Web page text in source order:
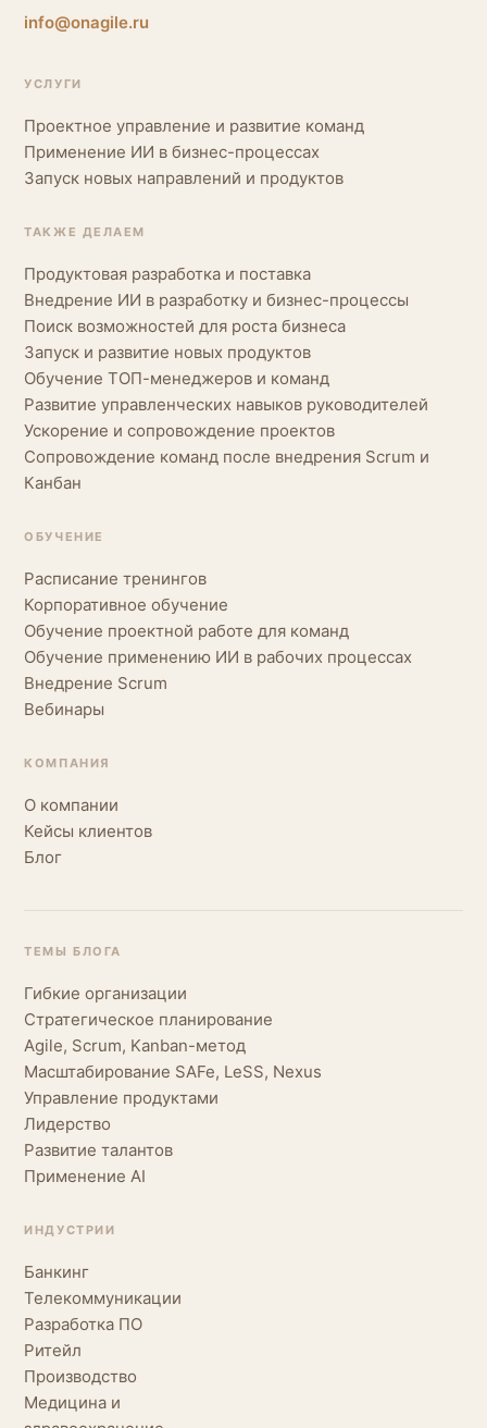
info@onagile.ru
УСЛУГИ
Проектное управление и развитие команд
Применение ИИ в бизнес-процессах
Запуск новых направлений и продуктов
ТАКЖЕ ДЕЛАЕМ
Продуктовая разработка и поставка
Внедрение ИИ в разработку и бизнес-процессы
Поиск возможностей для роста бизнеса
Запуск и развитие новых продуктов
Обучение ТОП-менеджеров и команд
Развитие управленческих навыков руководителей
Ускорение и сопровождение проектов
Сопровождение команд после внедрения Scrum и
Канбан
ОБУЧЕНИЕ
Расписание тренингов
Корпоративное обучение
Обучение проектной работе для команд
Обучение применению ИИ в рабочих процессах
Внедрение Scrum
Вебинары
КОМПАНИЯ
О компании
Кейсы клиентов
Блог
ТЕМЫ БЛОГА
Гибкие организации
Стратегическое планирование
Agile, Scrum, Kanban-метод
Масштабирование SAFe, LeSS, Nexus
Управление продуктами
Лидерство
Развитие талантов
Применение AI
ИНДУСТРИИ
Банкинг
Телекоммуникации
Разработка ПО
Ритейл
Производство
Медицина и